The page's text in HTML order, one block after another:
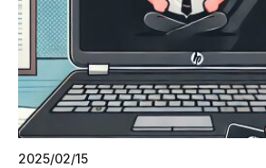
2025/02/15